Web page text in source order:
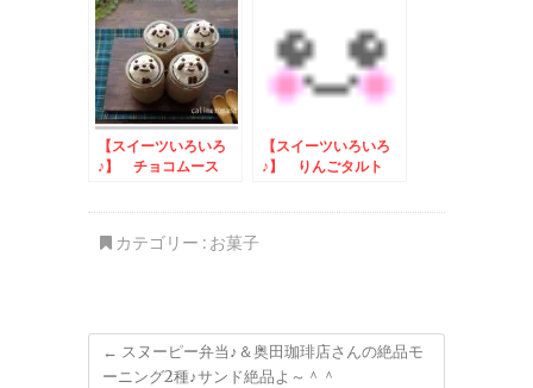
【スイーツいろいろ
♪】 チョコムース
【スイーツいろいろ
♪】 りんごタルト
カテゴリー : お菓子
← スヌーピー弁当♪＆奥田珈琲店さんの絶品モ
ーニング2種♪サンド絶品よ～＾＾